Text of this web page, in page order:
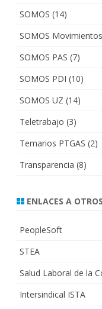
SOMOS (14)
SOMOS
SOMOS PAS (7)
SOMOS PDI (10)
SOMOS UZ (14)
Teletrabajo (3)
Temarios PTGAS (2)
Transparencia (8)
ENLACES A
PeopleSoft
STEA
Salud Laboral de la
Intersindical ISTA